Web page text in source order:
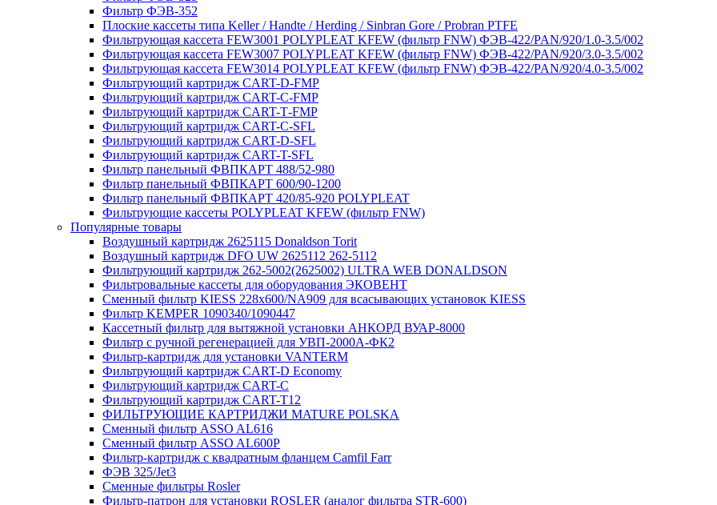
Фильтр ФЭВ-352
Плоские кассеты типа Keller / Handte / Herding / Sinbran Gore / Probran PTFE
Фильтрующая кассета FEW3001 POLYPLEAT KFEW (фильтр FNW) ФЭВ-422/PAN/920/1.0-3.5/002
Фильтрующая кассета FEW3007 POLYPLEAT KFEW (фильтр FNW) ФЭВ-422/PAN/920/3.0-3.5/002
Фильтрующая кассета FEW3014 POLYPLEAT KFEW (фильтр FNW) ФЭВ-422/PAN/920/4.0-3.5/002
Фильтрующий картридж CART-D-FMP
Фильтрующий картридж CART-С-FMP
Фильтрующий картридж CART-Т-FMP
Фильтрующий картридж CART-C-SFL
Фильтрующий картридж CART-D-SFL
Фильтрующий картридж CART-T-SFL
Фильтр панельный ФВПКАРТ 488/52-980
Фильтр панельный ФВПКАРТ 600/90-1200
Фильтр панельный ФВПКАРТ 420/85-920 POLYPLEAT
Фильтрующие кассеты POLYPLEAT KFEW (фильтр FNW)
Популярные товары
Воздушный картридж 2625115 Donaldson Torit
Воздушный картридж DFO UW 2625112 262-5112
Фильтрующий картридж 262-5002(2625002) ULTRA WEB DONALDSON
Фильтровальные кассеты для оборудования ЭКОВЕНТ
Сменный фильтр KIESS 228х600/NA909 для всасывающих установок KIESS
Фильтр KEMPER 1090340/1090447
Кассетный фильтр для вытяжной установки АНКОРД ВУАР-8000
Фильтр с ручной регенерацией для УВП-2000А-ФК2
Фильтр-картридж для установки VANTERM
Фильтрующий картридж CART-D Economy
Фильтрующий картридж CART-C
Фильтрующий картридж CART-T12
ФИЛЬТРУЮЩИЕ КАРТРИДЖИ MATURE POLSKA
Сменный фильтр ASSO AL616
Сменный фильтр ASSO AL600P
Фильтр-картридж с квадратным фланцем Camfil Farr
ФЭВ 325/Jet3
Сменные фильтры Rosler
Фильтр-патрон для установки ROSLER (аналог фильтра STR-600)